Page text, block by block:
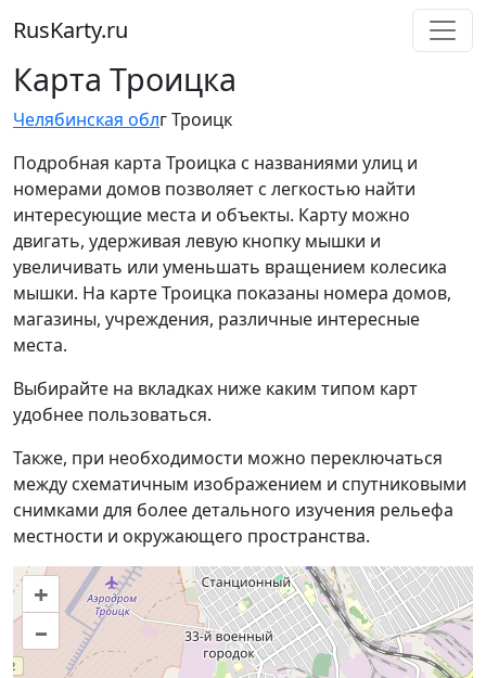
RusKarty.ru
Карта Троицка
Челябинская облг Троицк
Подробная карта Троицка с названиями улиц и
номерами домов позволяет с легкостью найти
интересующие места и объекты. Карту можно
двигать, удерживая левую кнопку мышки и
увеличивать или уменьшать вращением колесика
мышки. На карте Троицка показаны номера домов,
магазины, учреждения, различные интересные
места.
Выбирайте на вкладках ниже каким типом карт
удобнее пользоваться.
Также, при необходимости можно переключаться
между схематичным изображением и спутниковыми
снимками для более детального изучения рельефа
местности и окружающего пространства.
+
–